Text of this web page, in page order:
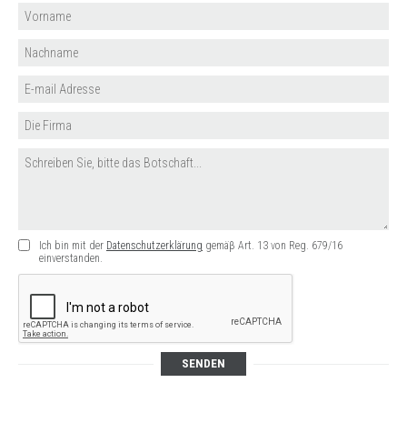
Ich bin mit der Datenschutzerklärung gemäβ Art. 13 von Reg. 679/16
einverstanden.
SENDEN